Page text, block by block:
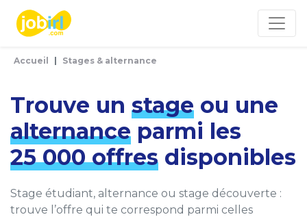
Accueil Stages & alternance
Trouve un stage ou une
alternance parmi les
25 000 offres disponibles
Stage étudiant, alternance ou stage découverte :
trouve l’offre qui te correspond parmi celles
Panneau de gestion des cookies